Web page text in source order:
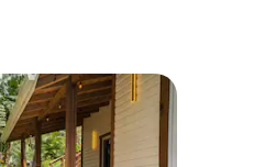
commentaires